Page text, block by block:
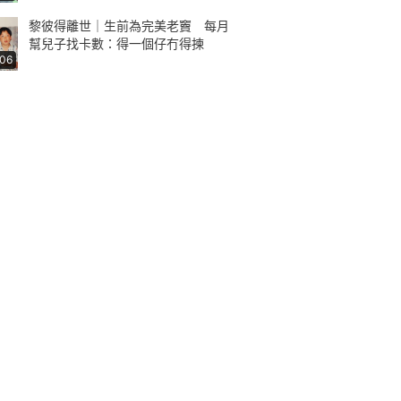
黎彼得離世｜生前為完美老竇 每月
幫兒子找卡數：得一個仔冇得揀